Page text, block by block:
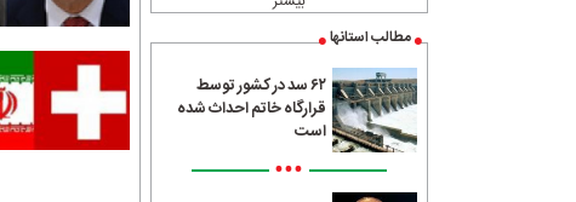
مطالب استانها
۶۲ سد در کشور توسط
قرارگاه خاتم احداث شده
است
•••